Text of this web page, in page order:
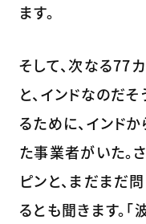
ます。
そして、次なる77
と、インドなのだ
るために、インド
た事業者がいた。
ピンと、まだまだ
るとも聞きます。